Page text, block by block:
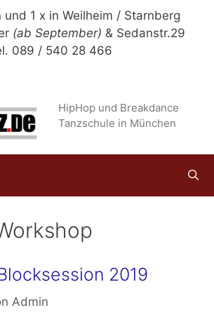
und 1 x in Weilheim / Starnberg
(ab September) & Sedanstr.29
089 / 540 28 466
HipHop und Breakdance
Tanzschule in München
2019
Admin